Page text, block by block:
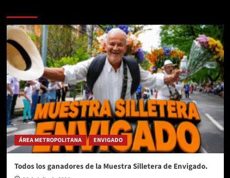
ÁREA METROPOLITANA ENVIGADO
Todos los ganadores de la Muestra Silletera de Envigado.